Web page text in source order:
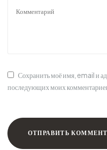
Сохранить моё имя, email и
последующих моих
ОТПРАВИТЬ